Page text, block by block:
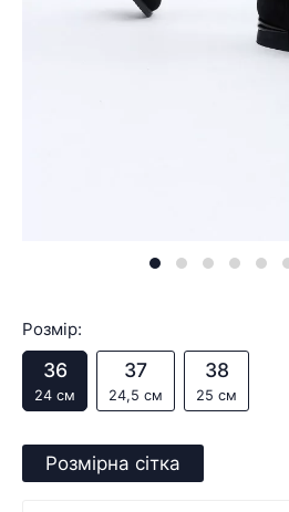
Розмір:
36
24 см
37
24,5 см
38
25 см
Розмірна сітка